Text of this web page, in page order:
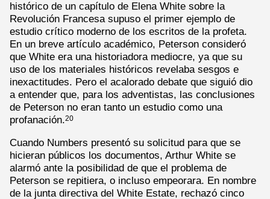
histórico de un capítulo de Elena White sobre la
Revolución Francesa supuso el primer ejemplo de
estudio crítico moderno de los escritos de la profeta.
En un breve artículo académico, Peterson consideró
que White era una historiadora mediocre, ya que su
uso de los materiales históricos revelaba sesgos e
inexactitudes. Pero el acalorado debate que siguió dio
a entender que, para los adventistas, las conclusiones
de Peterson no eran tanto un estudio como una
profanación.20
Cuando Numbers presentó su solicitud para que se
hicieran públicos los documentos, Arthur White se
alarmó ante la posibilidad de que el problema de
Peterson se repitiera, o incluso empeorara. En nombre
de la junta directiva del White Estate, rechazó cinco